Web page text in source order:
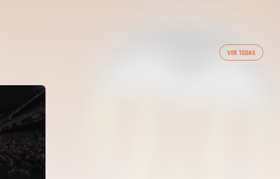
VER TODAS
ENTRENAMENT DEL VALENCIA CF 7/8/2026